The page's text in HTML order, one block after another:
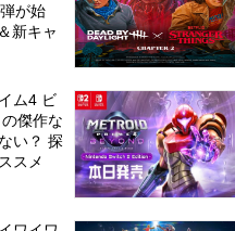
が始
新キャ
ム4 ビ
傑作な
い？ 探
スメ